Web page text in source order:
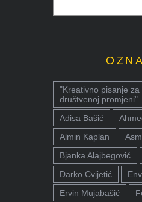
"Kreativno pisanje
društvenoj promjeni"
Adisa Bašić
Almin Kaplan
Bjanka Alajbegović
Darko Cvijetić
Ervin Mujabašić